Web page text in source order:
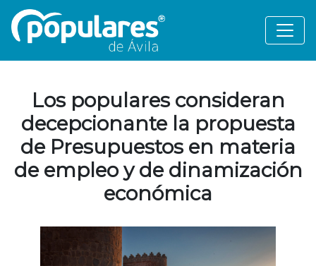
Los populares consideran
decepcionante la propuesta
de Presupuestos en materia
de empleo y de dinamización
económica